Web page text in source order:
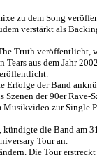
zu dem Song
verstärkt als
Truth veröffentlicht,
aus dem Jahr
Erfolge der Band
der 90er Rave-
Musikvideo zur Single
kündigte die Band am
Tour an.
Die Tour